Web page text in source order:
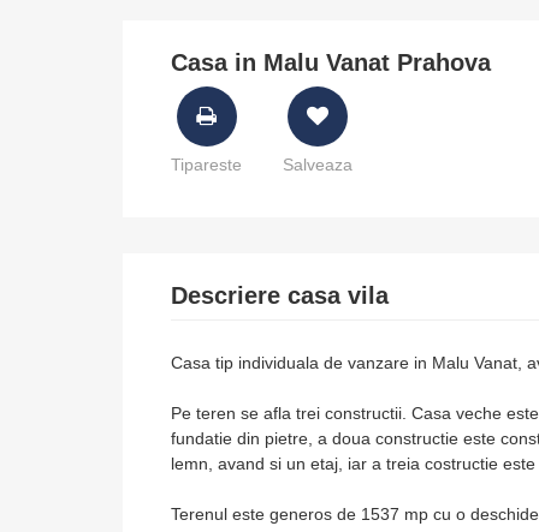
Casa in Malu Vanat Prahova
Tipareste Salveaza
Descriere casa vila
Casa tip individuala de vanzare in Malu Vanat,
Pe teren se afla trei constructii. Casa veche
fundatie din pietre, a doua constructie este
lemn, avand si un etaj, iar a treia costructie
Terenul este generos de 1537 mp cu o